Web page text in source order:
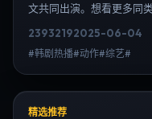
文共同出演。想看更多同
息，延伸检索日韩电视剧
23932192025-06-04
#韩剧热播#动作#综艺#
精选推荐